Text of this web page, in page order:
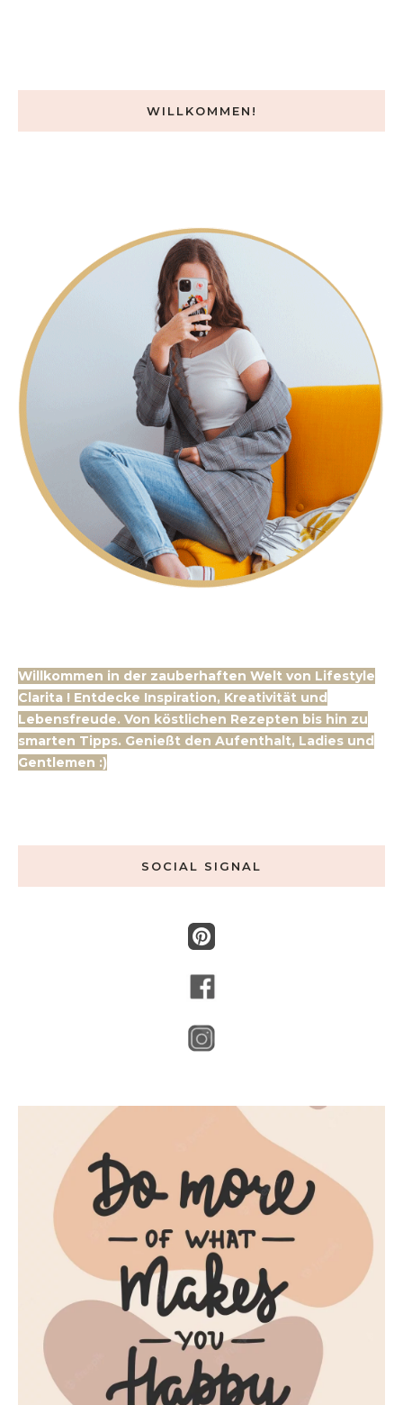
WILLKOMMEN!
Willkommen in der zauberhaften Welt von Lifestyle
Clarita ! Entdecke Inspiration, Kreativität und
Lebensfreude. Von köstlichen Rezepten bis hin zu
smarten Tipps. Genießt den Aufenthalt, Ladies und
Gentlemen :)
SOCIAL SIGNAL